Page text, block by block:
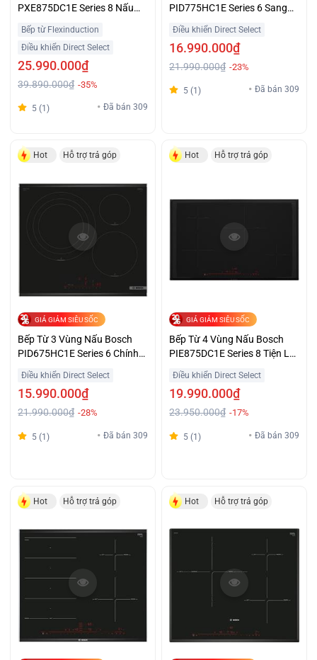
PXE875DC1E Series 8 Nấu
Bếp từ Flexinduction
Điều khiển Direct Select
25.990.000₫
39.890.000₫ -35%
5 (1) Đã bán 309
PID775HC1E Series 6 Sang
Điều khiển Direct Select
16.990.000₫
21.990.000₫ -23%
5 (1) Đã bán 309
Hot Hỗ trợ trả góp
GIÁ GIẢM SIÊU SỐC
Bếp Từ 3 Vùng Nấu Bosch
PID675HC1E Series 6 Chính
Hãng Giá Đại Chiến
Điều khiển Direct Select
15.990.000₫
21.990.000₫ -28%
5 (1) Đã bán 309
Hot Hỗ trợ trả góp
GIÁ GIẢM SIÊU SỐC
Bếp Từ 4 Vùng Nấu Bosch
PIE875DC1E Series 8 Tiện Lợi
Giá Sốc
Điều khiển Direct Select
19.990.000₫
23.950.000₫ -17%
5 (1) Đã bán 309
Hot Hỗ trợ trả góp Hot Hỗ trợ trả góp